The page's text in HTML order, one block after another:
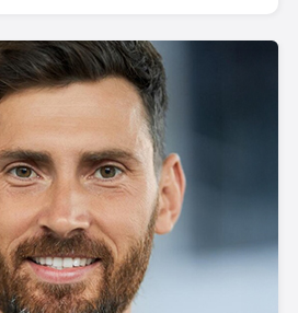
sentido de tudo que
Todos os dias construímos
e indeléveis com nossos
e clientes. Somos uma
que equilibra a
com o arrojo e a força
atualidade. A Lago é sua
imobiliária em Ribeirão Preto!